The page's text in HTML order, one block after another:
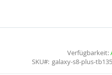
Verfügbarkeit:
SKU
galaxy-s8-plus-